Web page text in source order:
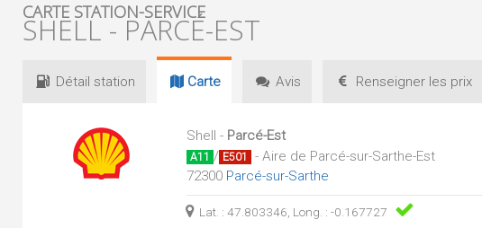
CARTE STATION-SERVICE
SHELL - PARCÉ-EST
Détail station Carte Avis Renseigner les prix
Shell - Parcé-Est
A11 / E501
- Aire de Parcé-sur-Sarthe-Est
72300 Parcé-sur-Sarthe
Lat. : 47.803346, Long. : -0.167727